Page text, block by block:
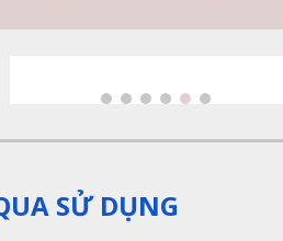
SỬ DỤNG